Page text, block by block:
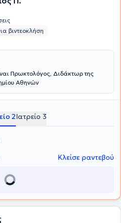
σύγχρονο εξοπλισμό και τις πιο
Εκπαιδεύτηκε επίσης στην
της οσχεοκήλης και της
τοπική αναισθησία. Τέλος, έχει
βιντεοκλήση
Πρωκτολόγος, Διδάκτωρ της
Αθηνών
2Ιατρείο 3
Κλείσε ραντεβού